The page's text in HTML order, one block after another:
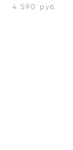
4 590 pуб.